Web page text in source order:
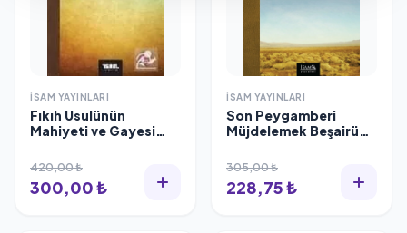
İSAM YAYINLARI
Fıkıh Usulünün
Mahiyeti ve Gayesi
420,00 ₺
300,00 ₺
İSAM YAYINLARI
Son Peygamberi
Müjdelemek Beşairün
305,00 ₺
228,75 ₺